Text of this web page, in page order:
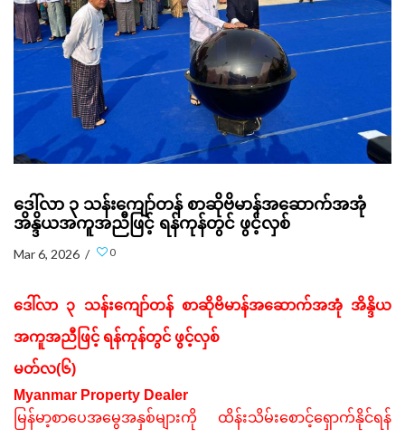
ဒေါ်လာ ၃ သန်းကျော်တန် စာဆိုဗိမာန်အဆောက်အအုံ
အိန္ဒိယအကူအညီဖြင့် ရန်ကုန်တွင် ဖွင့်လှစ်
Mar 6, 2026 / 0
ဒေါ်လာ ၃ သန်းကျော်တန် စာဆိုဗိမာန်အဆောက်အအုံ အိန္ဒိယ
အကူအညီဖြင့် ရန်ကုန်တွင် ဖွင့်လှစ်
မတ်လ(၆)
Myanmar Property Dealer
မြန်မာ့စာပေအမွေအနှစ်များကို
ထိန်းသိမ်းစောင့်ရှောက်နိုင်ရန်